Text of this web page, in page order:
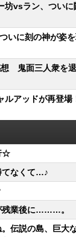
坊vsラン、ついに
いに刻の神が姿
鬼面三人衆を
アッドが再登場
☆
てなくて…♪
残業後に………。
。伝説の島、巨